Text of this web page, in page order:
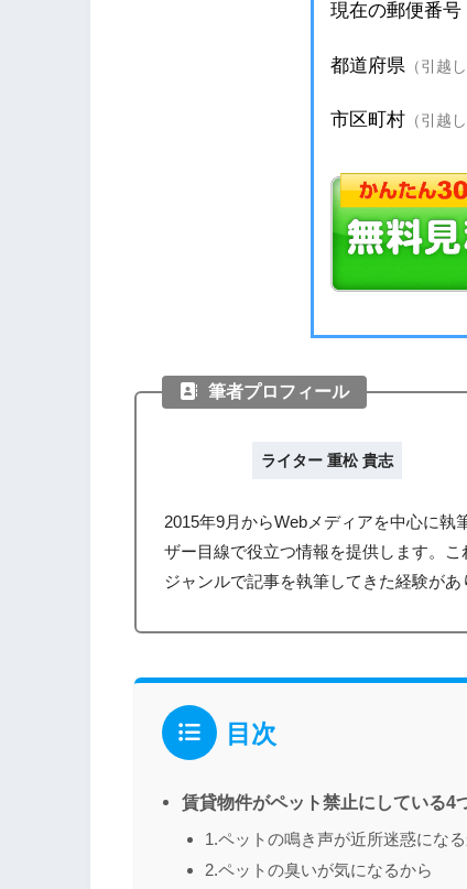
筆者プロフィール
ライター 重松 貴志
2015年9月からWebメディアを中心に
ザー目線で役立つ情報を提供します。
ジャンルで記事を執筆してきた経験が
目次
賃貸物件がペット禁止にしている4
1.ペットの鳴き声が近所迷惑にな
2.ペットの臭いが気になるから